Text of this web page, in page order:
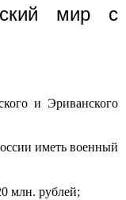
мир с
и Эриванского
иметь военный
млн. рублей;